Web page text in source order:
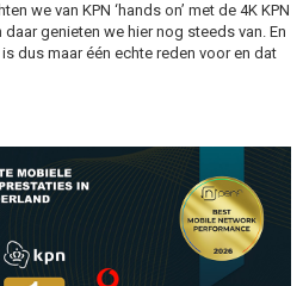
we van KPN ‘hands on’ met de 4K KPN
daar genieten we hier nog steeds van. En
dus maar één echte reden voor en dat